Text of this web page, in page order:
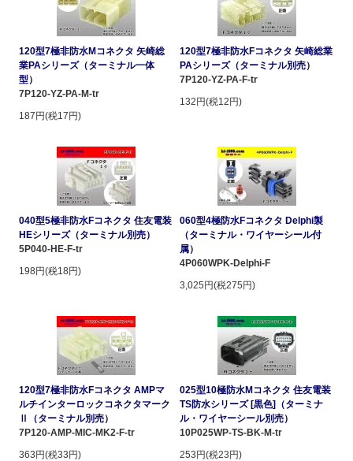
120型7極非防水Mコネクタ 矢崎総
業PAシリーズ（ターミナル一体
型）
7P120-YZ-PA-M-tr
187円(税17円)
120型7極非防水Fコネクタ 矢崎総業
PAシリーズ（ターミナル別売）
7P120-YZ-PA-F-tr
132円(税12円)
040型5極非防水Fコネクタ 住友電装
HEシリーズ（ターミナル別売）
5P040-HE-F-tr
198円(税18円)
060型4極防水Fコネクタ Delphi製
（ターミナル・ワイヤーシール付
属）
4P060WPK-Delphi-F
3,025円(税275円)
120型7極非防水Fコネクタ AMPマ
ルチインターロックコネクタマーク
Ⅱ（ターミナル別売）
7P120-AMP-MIC-MK2-F-tr
363円(税33円)
025型10極防水Mコネクタ 住友電装
TS防水シリーズ [黒色]（ターミナ
ル・ワイヤーシール別売）
10P025WP-TS-BK-M-tr
253円(税23円)